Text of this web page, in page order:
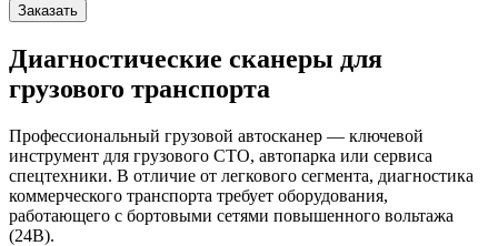
Заказать
Диагностические сканеры для
грузового транспорта
Профессиональный грузовой автосканер — ключевой
инструмент для грузового СТО, автопарка или сервиса
спецтехники. В отличие от легкового сегмента, диагностика
коммерческого транспорта требует оборудования,
работающего с бортовыми сетями повышенного вольтажа
(24В).